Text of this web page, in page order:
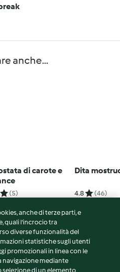
anche...
di carote e
(5)
Dita
4.8 (46)
anche di terze parti, e
quali l’incrocio tra
diverse funzionalità del
statistiche sugli utenti
promozionali in linea con le
navigazione mediante
selezione di un elemento